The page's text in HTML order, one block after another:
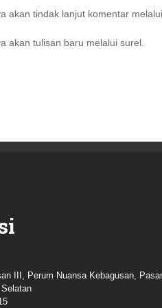
akan tindak lanjut komentar
akan tulisan baru melalui surel.
III, Perum Nuansa Kebagusan, Pasar